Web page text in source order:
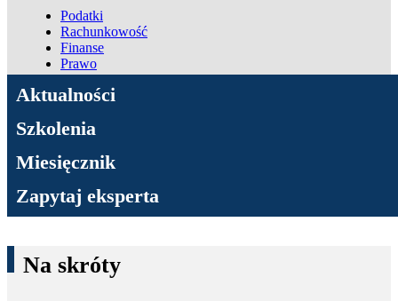
Podatki
Rachunkowość
Finanse
Prawo
ADN Podatki
Aktualności
Szkolenia
Miesięcznik
Zapytaj eksperta
Na skróty